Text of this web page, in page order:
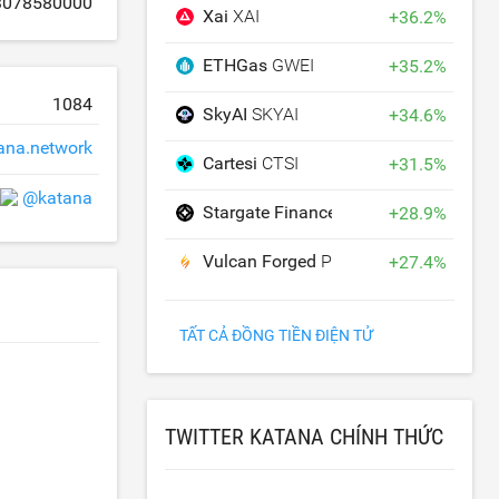
1084
@katana
XaiXAI +36.2%
ETHGas GWEI +35.2%
SkyAISKYAI +34.6%
Cartesi CTSI +31.5%
Stargate Finance +28.9%
Vulcan Forged PYR +27.4%
TẤT CẢ ĐỒNG TIỀN ĐIỆN TỬ
TWITTER KATANA CHÍNH THỨC